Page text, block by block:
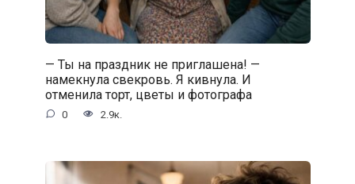
— Ты на праздник не приглашена! —
намекнула свекровь. Я кивнула. И
отменила торт, цветы и фотографа
0 2.9к.